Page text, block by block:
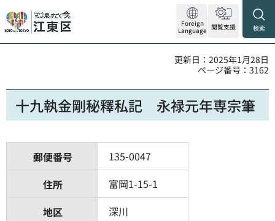
Foreign
Language 閲覧支援 検索
更新日：2025年1月28日
ページ番号：3162
十九執金剛秘釋私記 永禄元年専宗筆
郵便番号
135-0047
住所
富岡1-15-1
地区
深川